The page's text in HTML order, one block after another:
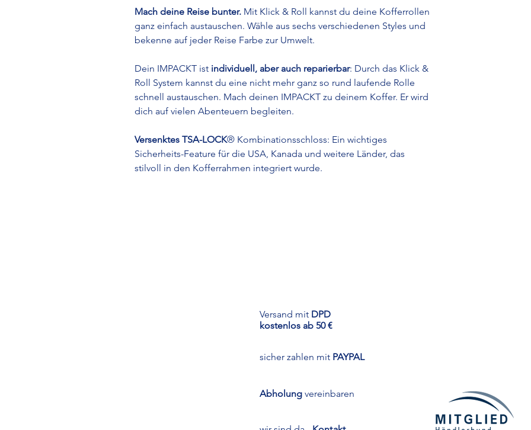
Mach deine Reise bunter. Mit Klick & Roll kannst du deine Kofferrollen
ganz einfach austauschen. Wähle aus sechs verschiedenen Styles und
bekenne auf jeder Reise Farbe zur Umwelt.
Dein IMPACKT ist individuell, aber auch reparierbar: Durch das Klick &
Roll System kannst du eine nicht mehr ganz so rund laufende Rolle
schnell austauschen. Mach deinen IMPACKT zu deinem Koffer. Er wird
dich auf vielen Abenteuern begleiten.
Versenktes TSA-LOCK® Kombinationsschloss: Ein wichtiges
Sicherheits-Feature für die USA, Kanada und weitere Länder, das
stilvoll in den Kofferrahmen integriert wurde.
Versand mit DPD
kostenlos ab 50 €
sicher zahlen mit PAYPAL
Abholung vereinbaren